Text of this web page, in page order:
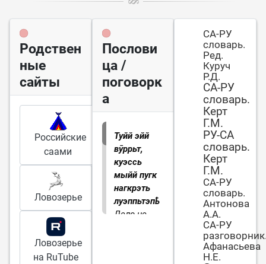
Родствен
ные
сайты
Российские
саами
Ловозерье
Ловозерье
на RuTube
Послови
ца /
поговорк
а
Туйй эйй
вӯррьт,
куэссь
мыйй пугк
нагкрэть
луэппьтэпҍ.
Дело не
СА-РУ
словарь.
Ред.
Куруч
Р.Д.
СА-РУ
словарь.
Керт
Г.М.
РУ-СА
словарь.
Керт
Г.М.
СА-РУ
словарь.
Антонова
А.А.
СА-РУ
Афанасьева
Н.Е.